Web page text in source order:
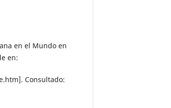
en el Mundo en
en:
Consultado: